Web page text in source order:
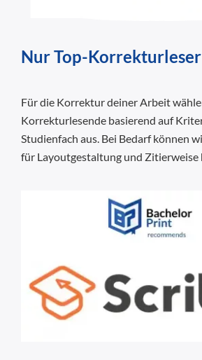
Nur Top-Korrekturleser
Für die Korrektur deiner Arbeit
Korrekturlesende basierend auf
Studienfach aus. Bei Bedarf können
für Layoutgestaltung und Zitierweise